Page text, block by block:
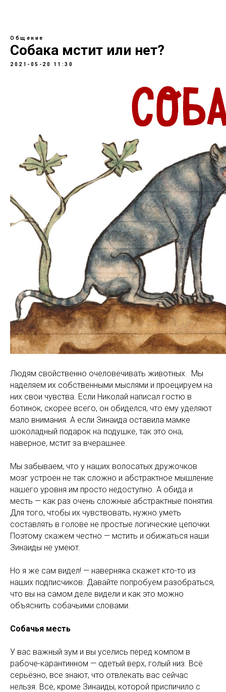
Общение
Собака мстит или нет?
2021-05-20 11:30
Людям свойственно очеловечивать животных. Мы
наделяем их собственными мыслями и проецируем на
них свои чувства. Если Николай написал гостю в
ботинок, скорее всего, он обиделся, что ему уделяют
мало внимания. А если Зинаида оставила мамке
шоколадный подарок на подушке, так это она,
наверное, мстит за вчерашнее.
Мы забываем, что у наших волосатых дружочков
мозг устроен не так сложно и абстрактное мышление
нашего уровня им просто недоступно. А обида и
месть — как раз очень сложные абстрактные понятия.
Для того, чтобы их чувствовать, нужно уметь
составлять в голове не простые логические цепочки.
Поэтому скажем честно — мстить и обижаться наши
Зинаиды не умеют.
Но я же сам видел! — наверняка скажет кто-то из
наших подписчиков. Давайте попробуем разобраться,
что вы на самом деле видели и как это можно
объяснить собачьими словами.
Собачья месть
У вас важный зум и вы уселись перед компом в
рабоче-карантинном — одетый верх, голый низ. Всё
серьёзно, все знают, что отвлекать вас сейчас
нельзя. Все, кроме Зинаиды, которой приспичило с